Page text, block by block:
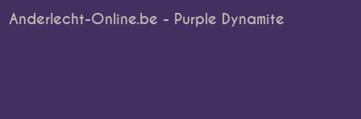
Anderlecht-Online.be - Purple Dynamite